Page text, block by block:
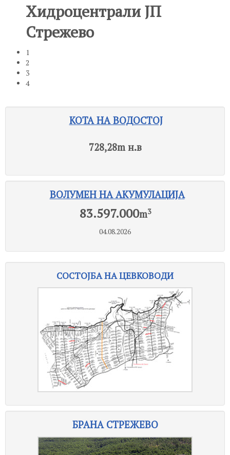
Хидроцентрали ЈП
Стрежево
1
2
3
4
КОТА НА ВОДОСТОЈ
728,28m н.в
ВОЛУМЕН НА АКУМУЛАЦИЈА
83.597.000m3
04.08.2026
СОСТОЈБА НА ЦЕВКОВОДИ
БРАНА СТРЕЖЕВО